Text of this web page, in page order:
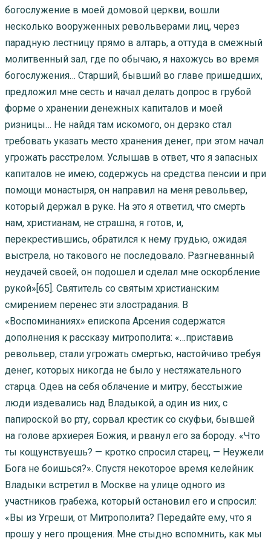
богослужение в моей домовой церкви, вошли
несколько вооруженных револьверами лиц, через
парадную лестницу прямо в алтарь, а оттуда в смежный
молитвенный зал, где по обычаю, я нахожусь во время
богослужения… Старший, бывший во главе пришедших,
предложил мне сесть и начал делать допрос в грубой
форме о хранении денежных капиталов и моей
ризницы… Не найдя там искомого, он дерзко стал
требовать указать место хранения денег, при этом начал
угрожать расстрелом. Услышав в ответ, что я запасных
капиталов не имею, содержусь на средства пенсии и при
помощи монастыря, он направил на меня револьвер,
который держал в руке. На это я ответил, что смерть
нам, христианам, не страшна, я готов, и,
перекрестившись, обратился к нему грудью, ожидая
выстрела, но такового не последовало. Разгневанный
неудачей своей, он подошел и сделал мне оскорбление
рукой»[65]. Святитель со святым христианским
смирением перенес эти злострадания. В
«Воспоминаниях» епископа Арсения содержатся
дополнения к рассказу митрополита: «…приставив
револьвер, стали угрожать смертью, настойчиво требуя
денег, которых никогда не было у нестяжательного
старца. Одев на себя облачение и митру, бесстыжие
люди издевались над Владыкой, а один из них, с
папироской во рту, сорвал крестик со скуфьи, бывшей
на голове архиерея Божия, и рванул его за бороду. «Что
ты кощунствуешь? — кротко спросил старец, — Неужели
Бога не боишься?». Спустя некоторое время келейник
Владыки встретил в Москве на улице одного из
участников грабежа, который остановил его и спросил:
«Вы из Угреши, от Митрополита? Передайте ему, что я
прошу у него прощения. Мне стыдно вспомнить, как мы